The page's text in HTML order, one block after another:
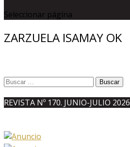
Seleccionar página
ZARZUELA ISAMAY OK
Buscar:
REVISTA Nº 170. JUNIO-JULIO 2026